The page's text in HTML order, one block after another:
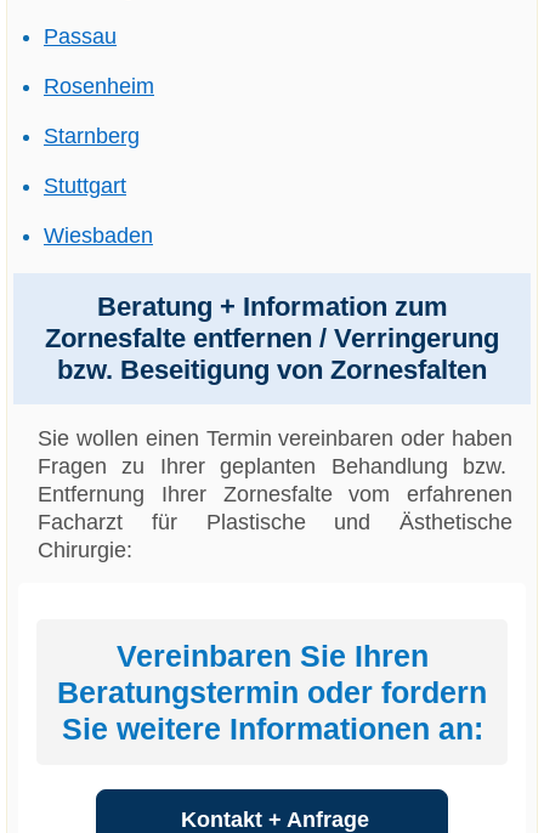
Passau
Rosenheim
Starnberg
Stuttgart
Wiesbaden
Beratung + Information zum
Zornesfalte entfernen / Verringerung
bzw. Beseitigung von Zornesfalten
Sie wollen einen Termin vereinbaren oder haben
Fragen zu Ihrer geplanten Behandlung bzw.
Entfernung Ihrer Zornesfalte vom erfahrenen
Facharzt für Plastische und Ästhetische
Chirurgie:
Vereinbaren Sie Ihren
Beratungstermin oder fordern
Sie weitere Informationen an:
Kontakt + Anfrage